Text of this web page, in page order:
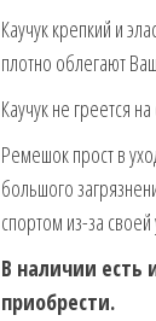
Каучук крепкий и
плотно облегают
Каучук не греется
Ремешок прост в
большого
спортом из-за своей
В наличии есть
приобрести.